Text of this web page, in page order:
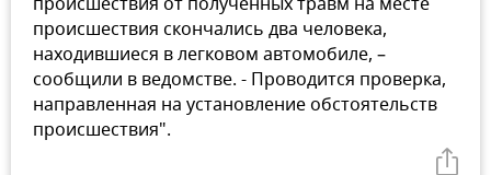
происшествия скончались два человека,
находившиеся в легковом автомобиле, –
сообщили в ведомстве. - Проводится проверка,
направленная на установление обстоятельств
происшествия".